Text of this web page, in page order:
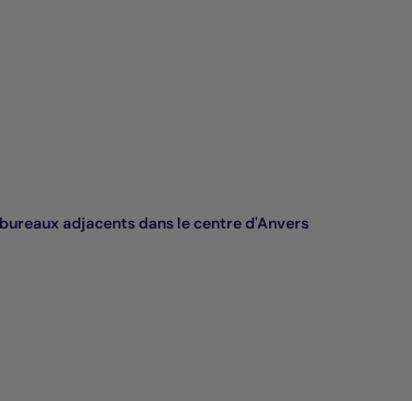
adjacents dans le centre d'Anvers